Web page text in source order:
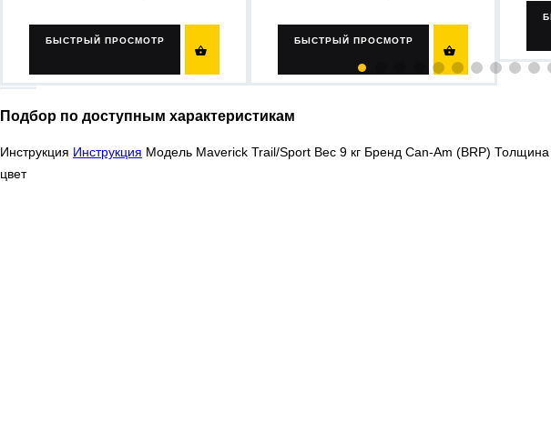
БЫСТРЫЙ ПРОСМОТР

БЫСТРЫЙ ПРОСМОТР

Подбор по доступным характеристикам
Инструкция Инструкция Модель Maverick Trail/Sport Вес 9 кг Бренд Can-Am (BRP)
цвет